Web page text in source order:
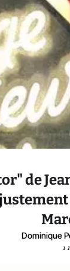
de
Dominique
1